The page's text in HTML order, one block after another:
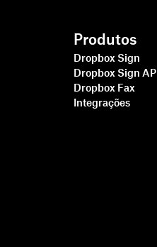
Produtos
Dropbox Sign
Dropbox Sign API
Dropbox Fax
Integrações